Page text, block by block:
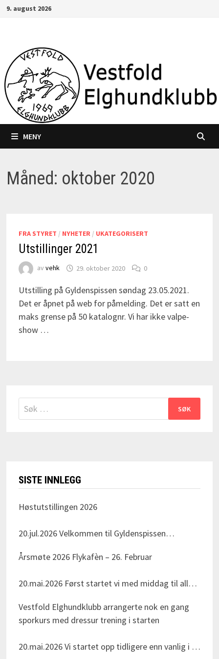
Gå9. august 2026
MENY
Måned: oktober 2020
FRA STYRET / NYHETER/ UKATEGORISERT
Utstillinger 2021
av vehk 29. oktober 2020 0
Utstilling på Gyldenspissen søndag 23.05.2021.
Det er åpnet på web for påmelding. Det er satt en
maks grense på 50 katalognr. Vi har ikke valpe-
show …
Søk
etter:
SISTE INNLEGG
Høstutstillingen 2026
20.jul.2026Velkommen til Gyldenspissen
Arrangeret av Vestfold Elghundklubb Dommer for
Krokenveien 1, 3275 Svarstad Alle elghundraser
via NKK sine sider. Vi tar forbehold om
dommerendringer. Kontaktperson for utstilling,
hjemmesider for kontaktinformasjon.
Årsmøte 2026 Flykafèn – 26. Februar
20.mai.2026 Først startet vi med middag til alle
ble gått gjennomi tur og orden.
Klubbkontingenten ble uendret på 350 kr.
sakene som var oppe var ikke av det vanskelige
Vestfold Elghundklubb arrangerte nok en gang
sporkurs med dressur trening i starten
20.mai.2026Vi startet opp tidligere enn vanlig i år